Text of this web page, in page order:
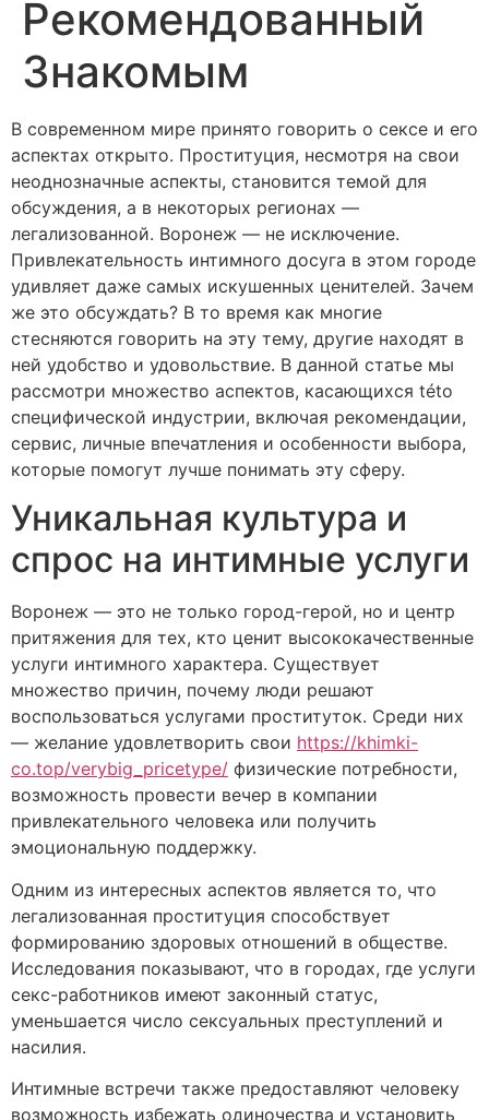
Рекомендованный
Знакомым
В современном мире принято говорить о сексе и его
аспектах открыто. Проституция, несмотря на свои
неоднозначные аспекты, становится темой для
обсуждения, а в некоторых регионах —
легализованной. Воронеж — не исключение.
Привлекательность интимного досуга в этом городе
удивляет даже самых искушенных ценителей. Зачем
же это обсуждать? В то время как многие
стесняются говорить на эту тему, другие находят в
ней удобство и удовольствие. В данной статье мы
рассмотри множество аспектов, касающихся této
специфической индустрии, включая рекомендации,
сервис, личные впечатления и особенности выбора,
которые помогут лучше понимать эту сферу.
Уникальная культура и
спрос на интимные услуги
Воронеж — это не только город-герой, но и центр
притяжения для тех, кто ценит высококачественные
услуги интимного характера. Существует
множество причин, почему люди решают
воспользоваться услугами проституток. Среди них
— желание удовлетворить свои https://khimki-
co.top/verybig_pricetype/ физические потребности,
возможность провести вечер в компании
привлекательного человека или получить
эмоциональную поддержку.
Одним из интересных аспектов является то, что
легализованная проституция способствует
формированию здоровых отношений в обществе.
Исследования показывают, что в городах, где услуги
секс-работников имеют законный статус,
уменьшается число сексуальных преступлений и
насилия.
Интимные встречи также предоставляют человеку
возможность избежать одиночества и установить